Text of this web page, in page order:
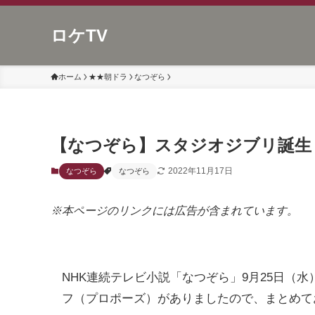
ロケTV
ホーム ★★朝ドラ なつぞら
【なつぞら】スタジオジブリ誕
なつぞら なつぞら 2022年11月17日
※本ページのリンクには広告が含まれています。
NHK連続テレビ小説「なつぞら」9月25日（
フ（プロポーズ）がありましたので、まとめ